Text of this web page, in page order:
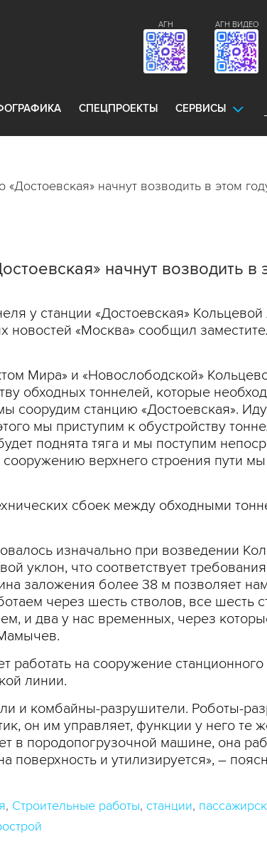
АГН ВИДЕО
АГН
СПЕЦПРОЕКТЫ СЕРВИСЫ
начнут возводить в этом
начнут возводить в
у станции «Достоевская»
новостей «Москва» сообщил
Мира» и «Новослободской»
обходных тоннелей, которые
соорудим станцию «Достоевская».
мы приступим к обустройству
поднята тяга и мы поступим
верхнего строения пути
сбоек между обходными
изначально при возведении
уклон, что соответствует
заложения более 38 м позволяет
через шесть стволов, все шесть
и два у нас временных, через
работать на сооружение
линии.
и комбайны-разрушители. Роботы-
он им управляет, функции у него те
в породопогрузочной машине, она
поверхность и утилизируется», –
Строительные работы станции